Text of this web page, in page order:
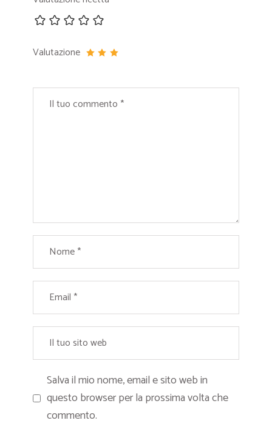
Valutazione
Salva il mio nome, email e sito web in
questo browser per la prossima volta che
commento.